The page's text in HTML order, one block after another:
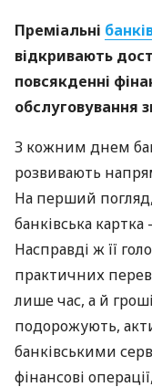
Преміальні
відкривають
повсякденні
обслуговування
З кожним днем
розвивають
На перший
банківська
Насправді ж її
практичних
лише час, а й
подорожують,
банківськими
фінансові